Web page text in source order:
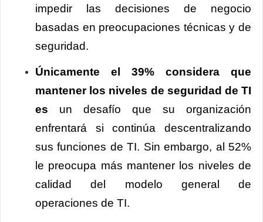
impedir las decisiones de negocio
basadas en preocupaciones técnicas y de
seguridad.
Únicamente el 39% considera que
mantener los niveles de seguridad de TI
es un desafío que su organización
enfrentará si continúa descentralizando
sus funciones de TI. Sin embargo, al 52%
le preocupa más mantener los niveles de
calidad del modelo general de
operaciones de TI.